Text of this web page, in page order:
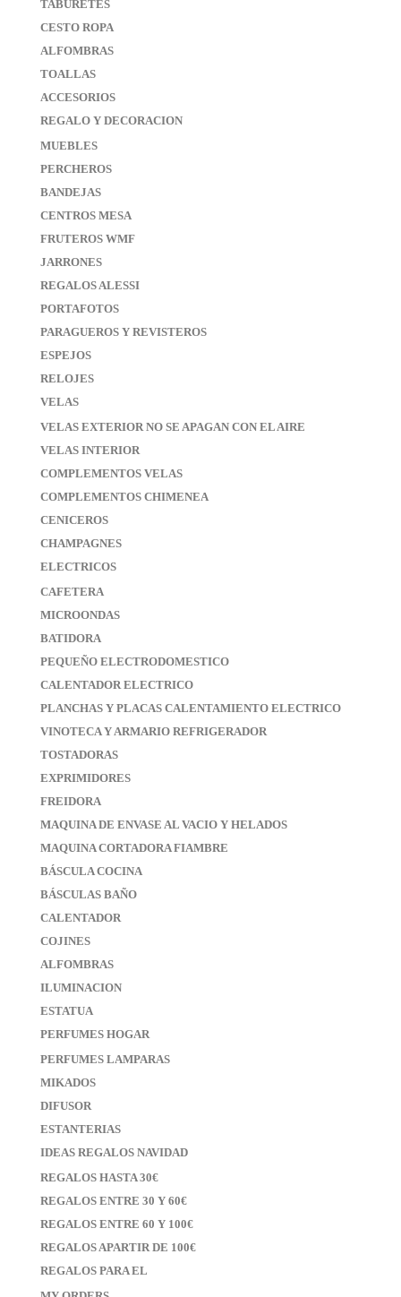
TABURETES
CESTO ROPA
ALFOMBRAS
TOALLAS
ACCESORIOS
REGALO Y DECORACION
MUEBLES
PERCHEROS
BANDEJAS
CENTROS MESA
FRUTEROS WMF
JARRONES
REGALOS ALESSI
PORTAFOTOS
PARAGUEROS Y REVISTEROS
ESPEJOS
RELOJES
VELAS
VELAS EXTERIOR NO SE APAGAN CON EL AIRE
VELAS INTERIOR
COMPLEMENTOS VELAS
COMPLEMENTOS CHIMENEA
CENICEROS
CHAMPAGNES
ELECTRICOS
CAFETERA
MICROONDAS
BATIDORA
PEQUEÑO ELECTRODOMESTICO
CALENTADOR ELECTRICO
PLANCHAS Y PLACAS CALENTAMIENTO ELECTRICO
VINOTECA Y ARMARIO REFRIGERADOR
TOSTADORAS
EXPRIMIDORES
FREIDORA
MAQUINA DE ENVASE AL VACIO Y HELADOS
MAQUINA CORTADORA FIAMBRE
BÁSCULA COCINA
BÁSCULAS BAÑO
CALENTADOR
COJINES
ALFOMBRAS
ILUMINACION
ESTATUA
PERFUMES HOGAR
PERFUMES LAMPARAS
MIKADOS
DIFUSOR
ESTANTERIAS
IDEAS REGALOS NAVIDAD
REGALOS HASTA 30€
REGALOS ENTRE 30 Y 60€
REGALOS ENTRE 60 Y 100€
REGALOS APARTIR DE 100€
REGALOS PARA EL